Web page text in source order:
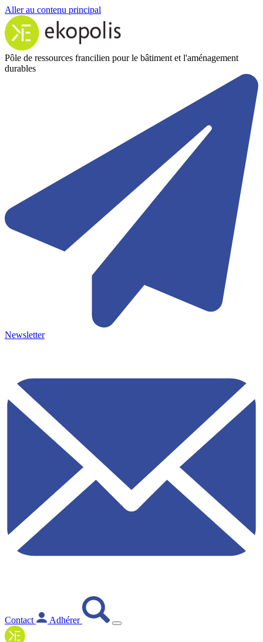
Aller au contenu principal
Pôle de ressources francilien pour le bâtiment et l'aménagement
durables
Newsletter
Contact Adhérer